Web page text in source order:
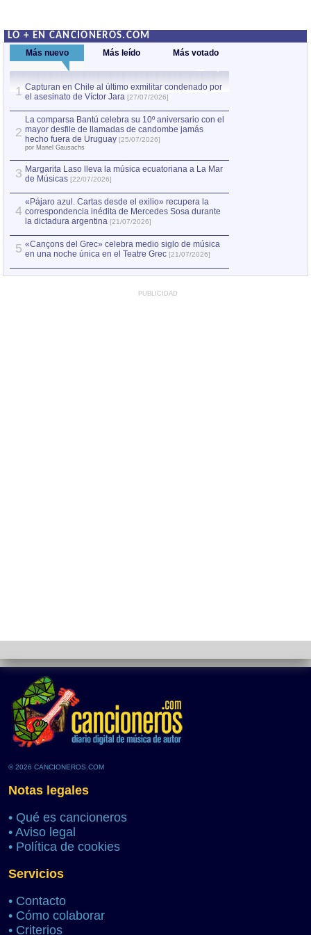
LO + EN CANCIONEROS.COM
Más nuevo Más leído Más votado
1 Capturan en Chile al último exmilitar condenado por
el asesinato de Víctor Jara [27/07/2026]
2
La comparsa Bantú celebra su 10º aniversario con el
mayor desfile de llamadas de candombe jamás
hecho fuera de Uruguay [25/07/2026]
por Manel Gausachs
3 Margarita Laso lleva la música ecuatoriana a La Mar
de Músicas [22/07/2026]
4
«Pájaro azul. Cartas desde el exilio» recupera la
correspondencia inédita de Mercedes Sosa durante
la dictadura argentina [21/07/2026]
5 «Cançons del Grec» celebra medio siglo de música
en una noche única en el Teatre Grec [21/07/2026]
PUBLICIDAD
© 2026 CANCIONEROS.COM
Notas legales
• Qué es cancioneros
• Aviso legal
• Política de cookies
Servicios
• Contacto
• Cómo colaborar
• Criterios